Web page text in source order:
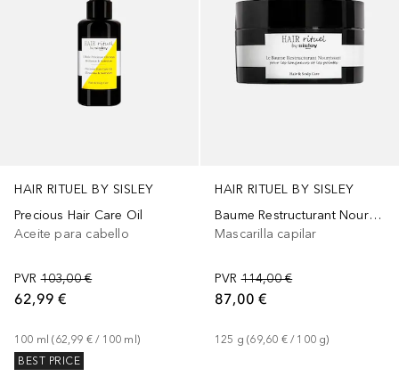
HAIR RITUEL BY SISLEY
Precious Hair Care Oil
Aceite para cabello
PVR 103,00 €
62,99 €
100 ml (62,99 € / 100 ml )
BEST PRICE
HAIR RITUEL BY SISLEY
Baume Restructurant Nourrissant
Mascarilla capilar
PVR 114,00 €
87,00 €
125 g (69,60 € / 100 g)